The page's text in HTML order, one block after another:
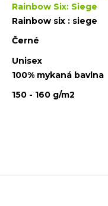
Rainbow Six: Siege
Rainbow six : siege
Černé
Unisex
100% mykaná bavlna
150 - 160 g/m2